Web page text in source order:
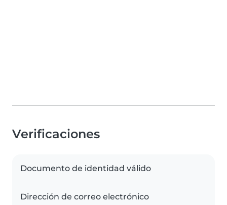
Verificaciones
Documento de identidad válido
Dirección de correo electrónico